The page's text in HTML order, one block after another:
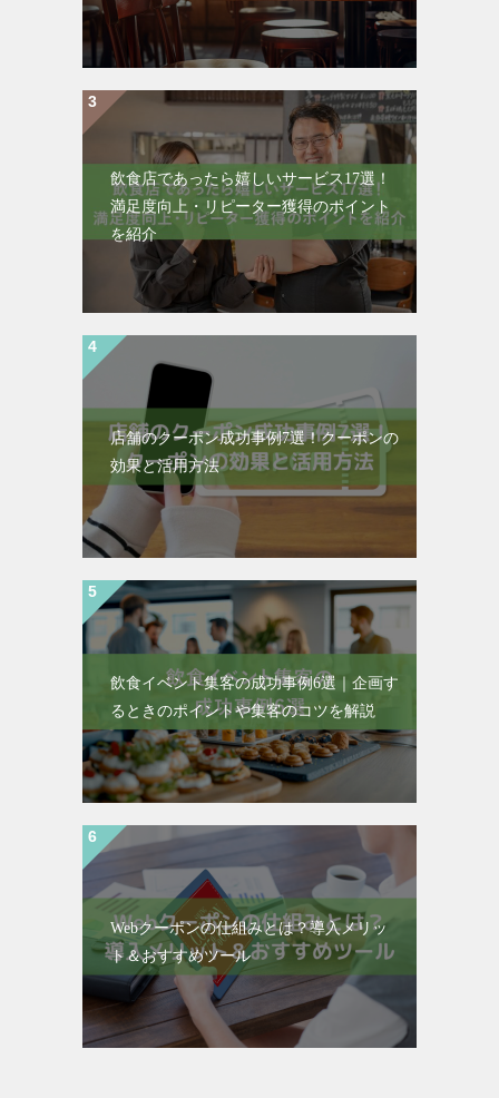
飲食店であったら嬉しいサービス17選！
満足度向上・リピーター獲得のポイント
を紹介
店舗のクーポン成功事例7選！クーポンの
効果と活用方法
飲食イベント集客の成功事例6選｜企画す
るときのポイントや集客のコツを解説
Webクーポンの仕組みとは？導入メリッ
ト＆おすすめツール